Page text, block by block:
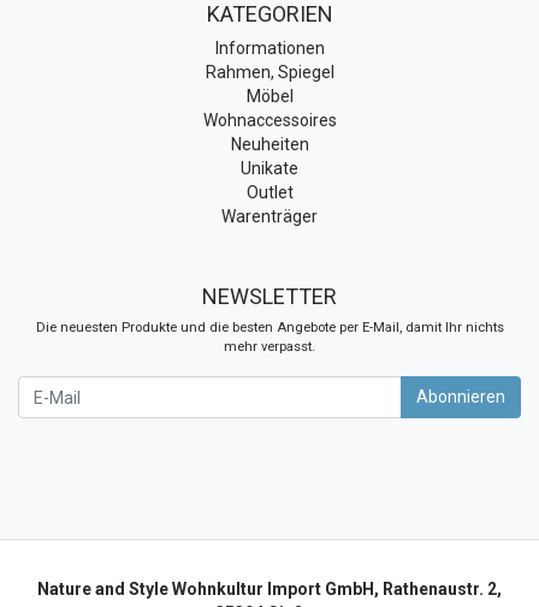
KATEGORIEN
Informationen
Rahmen, Spiegel
Möbel
Wohnaccessoires
Neuheiten
Unikate
Outlet
Warenträger
NEWSLETTER
Die neuesten Produkte und die besten Angebote per E-Mail, damit Ihr nichts
mehr verpasst.
Abonnieren
Nature and Style Wohnkultur Import GmbH, Rathenaustr. 2,